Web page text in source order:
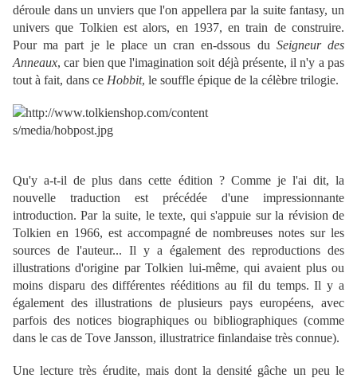
déroule dans un unviers que l'on appellera par la suite fantasy, un
univers que Tolkien est alors, en 1937, en train de construire.
Pour ma part je le place un cran en-dssous du Seigneur des
Anneaux, car bien que l'imagination soit déjà présente, il n'y a pas
tout à fait, dans ce Hobbit, le souffle épique de la célèbre trilogie.
Qu'y a-t-il de plus dans cette édition ? Comme je l'ai dit, la
nouvelle traduction est précédée d'une impressionnante
introduction. Par la suite, le texte, qui s'appuie sur la révision de
Tolkien en 1966, est accompagné de nombreuses notes sur les
sources de l'auteur... Il y a également des reproductions des
illustrations d'origine par Tolkien lui-même, qui avaient plus ou
moins disparu des différentes rééditions au fil du temps. Il y a
également des illustrations de plusieurs pays européens, avec
parfois des notices biographiques ou bibliographiques (comme
dans le cas de Tove Jansson, illustratrice finlandaise très connue).
Une lecture très érudite, mais dont la densité gâche un peu le